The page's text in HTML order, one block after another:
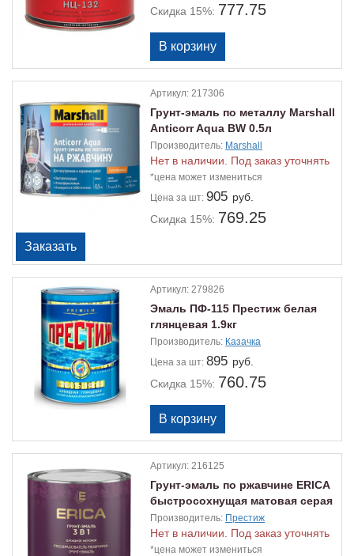
Скидка 15%: 777.75
Артикул:217306
Грунт-эмаль по металлу Marshall
Anticorr Aqua BW 0.5л
Производитель: Marshall
Нет в наличии. Под заказ уточнять
*цена может измениться
Цена за шт:905 руб.
Скидка 15%: 769.25
Артикул:279826
Эмаль ПФ-115 Престиж белая
глянцевая 1.9кг
Производитель: Казачка
Цена за шт:895 руб.
Скидка 15%: 760.75
Артикул:216125
Грунт-эмаль по ржавчине ERICA
быстросохнущая матовая серая
1.8кг
Производитель: Престиж
Нет в наличии. Под заказ уточнять
*цена может измениться